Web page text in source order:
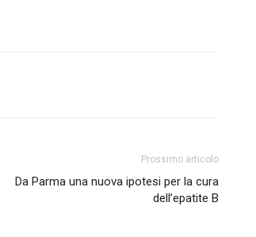
Prossimo articolo
Da Parma una nuova ipotesi per la cura
dell’epatite B